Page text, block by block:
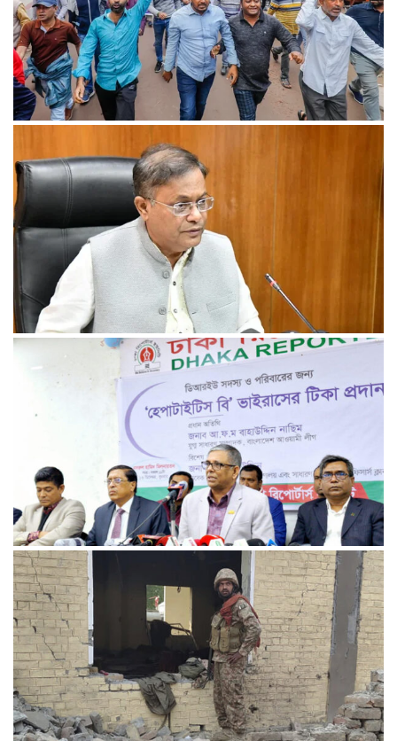
খুলনায় অবরোধের সমর্থনে দুপুরে ও সন্ধ্যায় বিএনপির মিছিল
রেললাইন কাটা, গাড়িতে আগুন—এ কোন রাজনীতি, প্রশ্ন তথ্যমন্ত্রীর
আমরা প্রতিদ্বন্দ্বিতাপূর্ণ নির্বাচন চাই: না‌ছিম